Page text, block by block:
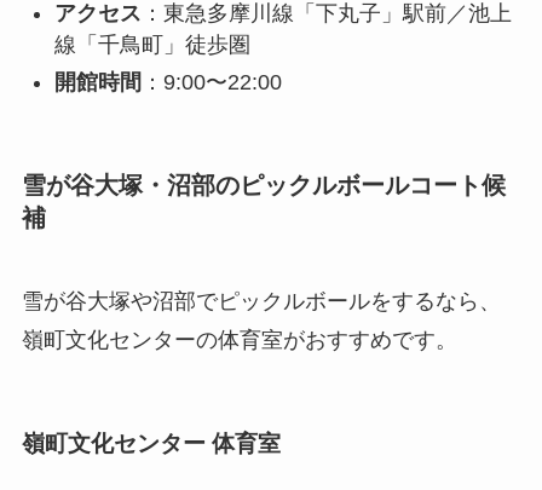
アクセス ：東急多摩川線「下丸子」駅前／池上
線「千鳥町」徒歩圏
開館時間 ：9:00〜22:00
雪が谷大塚・沼部のピックルボールコート候
補
雪が谷大塚や沼部でピックルボールをするなら、
嶺町文化センターの体育室がおすすめです。
嶺町文化センター 体育室